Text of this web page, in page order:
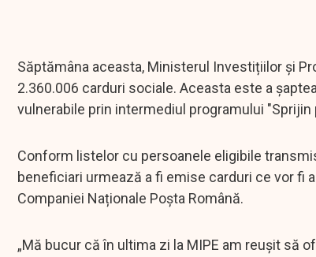
Săptămâna aceasta, Ministerul Investițiilor și
2.360.006 carduri sociale. Aceasta este a
vulnerabile prin intermediul programului "Sprijin
Conform listelor cu persoanele eligibile
beneficiari urmează a fi emise carduri ce vor fi
Companiei Naționale Poșta Română.
„Mă bucur că în ultima zi la MIPE am reușit să